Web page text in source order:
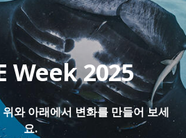
Week 2025
와 아래에서 변화를 만들어 보세
요.